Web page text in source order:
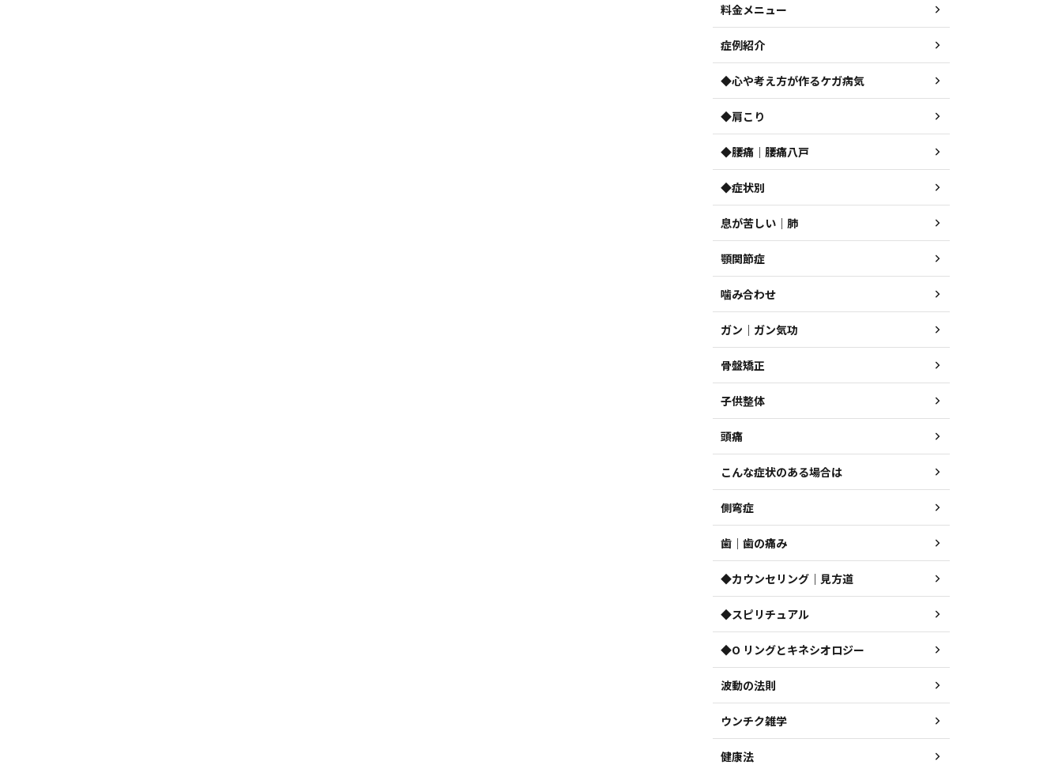
料金メニュー
症例紹介
◆心や考え方が作るケガ病気
◆肩こり
◆腰痛｜腰痛八戸
◆症状別
息が苦しい｜肺
顎関節症
噛み合わせ
ガン｜ガン気功
骨盤矯正
子供整体
頭痛
こんな症状のある場合は
側弯症
歯｜歯の痛み
◆カウンセリング｜見方道
◆スピリチュアル
◆O リングとキネシオロジー
波動の法則
ウンチク雑学
健康法